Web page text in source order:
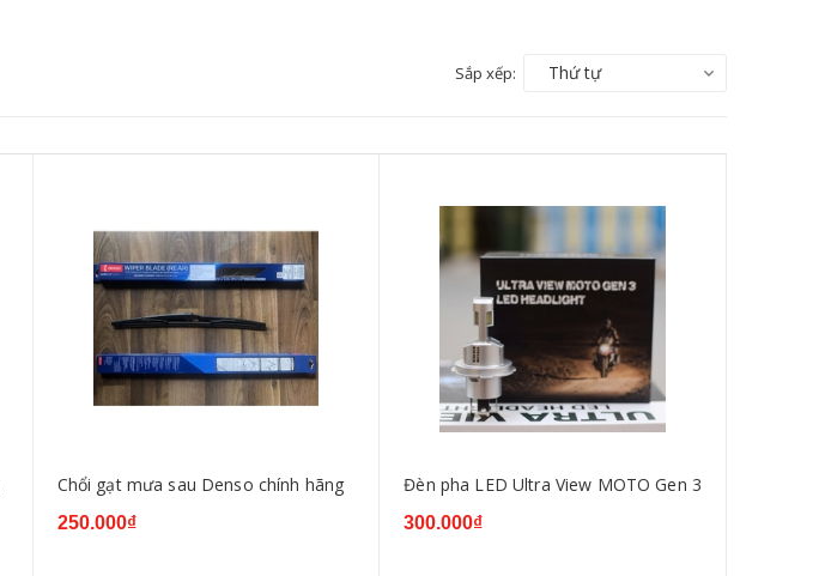
Sắp xếp: Thứ tự
Chổi gạt mưa sau Denso chính hãng
250.000₫
Đèn pha LED Ultra View MOTO Gen 3
300.000₫